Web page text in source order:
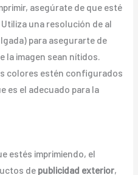
asegúrate de que esté
una resolución de al
para asegurarte de
la imagen sean nítidos.
colores estén configurados
es el adecuado para la
estés imprimiendo, el
de publicidad exterior,